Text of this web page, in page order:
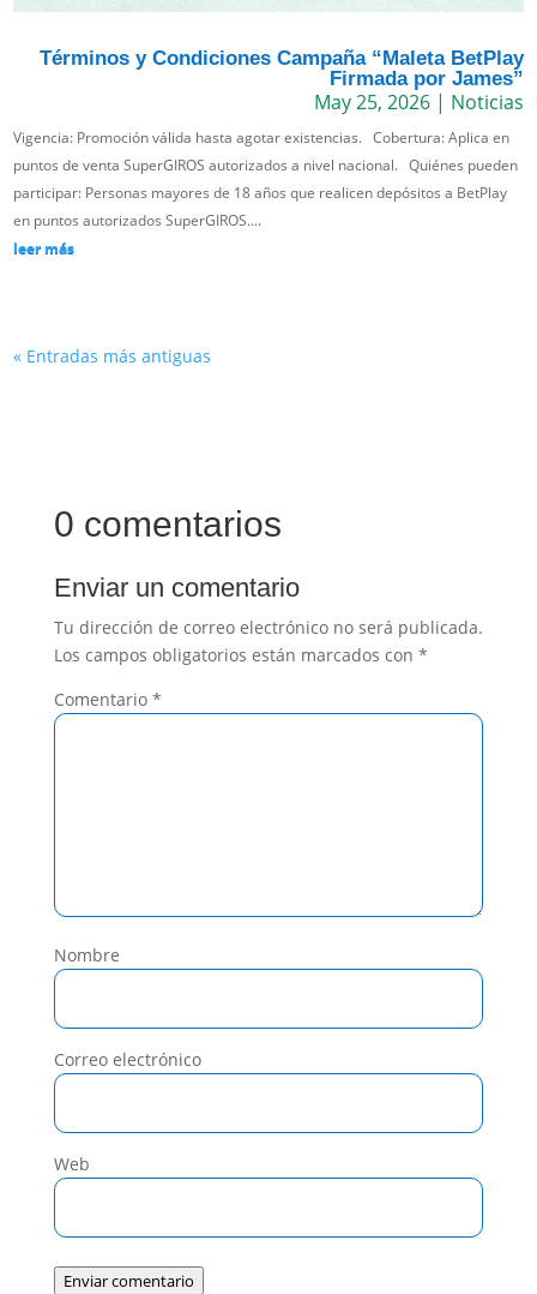
Términos y Condiciones Campaña “Maleta BetPlay
Firmada por James”
May 25, 2026| Noticias
Vigencia: Promoción válida hasta agotar existencias. Cobertura: Aplica en
puntos de venta SuperGIROS autorizados a nivel nacional. Quiénes pueden
participar: Personas mayores de 18 años que realicen depósitos a BetPlay
en puntos autorizados SuperGIROS....
leer más
« Entradas más antiguas
0 comentarios
Enviar un comentario
Tu dirección de correo electrónico no será publicada.
Los campos obligatorios están marcados con *
Comentario *
Nombre
Correo electrónico
Web
Enviar comentario